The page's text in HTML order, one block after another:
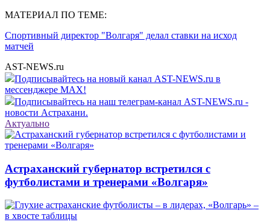
МАТЕРИАЛ ПО ТЕМЕ:
Спортивный директор "Волгаря" делал ставки на исход
матчей
AST-NEWS.ru
Подписывайтесь на новый канал AST-NEWS.ru в
мессенджере MAX!
Подписывайтесь на наш телеграм-канал AST-NEWS.ru -
новости Астрахани.
Актуально
Астраханский губернатор встретился с
футболистами и тренерами «Волгаря»